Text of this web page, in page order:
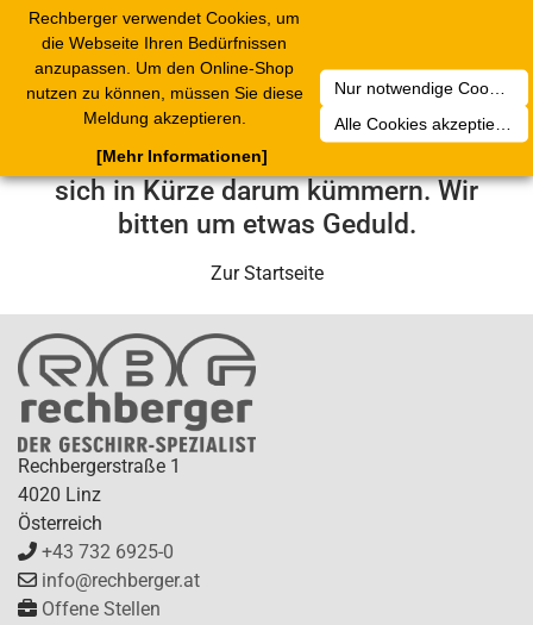
Rechberger verwendet Cookies, um
die Webseite Ihren Bedürfnissen
anzupassen. Um den Online-Shop
nutzen zu können, müssen Sie diese
Meldung akzeptieren.
Nur notwendige Cookies akzeptieren
Alle Cookies akzeptieren
[Mehr Informationen]
Leider ist ein technischer Fehler
aufgetreten. Unser Service-Team wird
sich in Kürze darum kümmern. Wir
bitten um etwas Geduld.
Zur Startseite
Rechbergerstraße 1
4020 Linz
Österreich
+43 732 6925-0
info@rechberger.at
Offene Stellen